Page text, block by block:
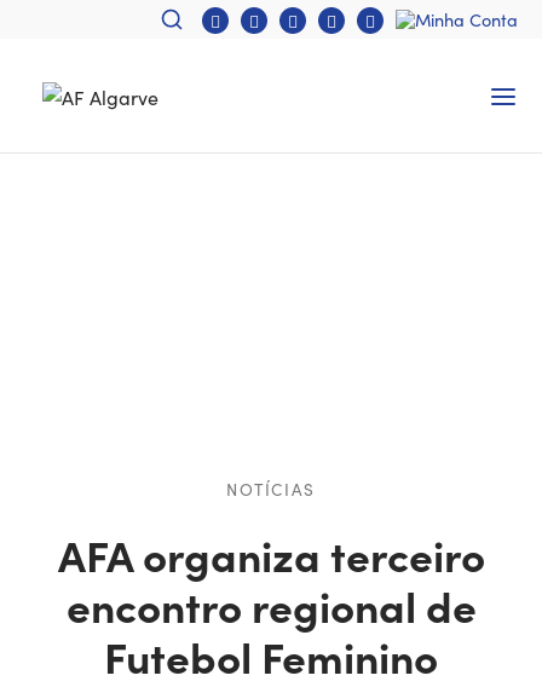
NOTÍCIAS
AFA organiza terceiro
encontro regional de
Futebol Feminino